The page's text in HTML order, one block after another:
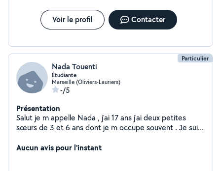
Voir le profil Contacter
Particulier
Nada Touenti
Étudiante
Marseille (Oliviers-Lauriers)
-/5
Présentation
Salut je m appelle Nada , j'ai 17 ans j'ai deux petites
sœurs de 3 et 6 ans dont je m occupe souvent . Je suis
garder vos enfants ou vos animaux si besoin dans la joie
Aucun avis pour l'instant